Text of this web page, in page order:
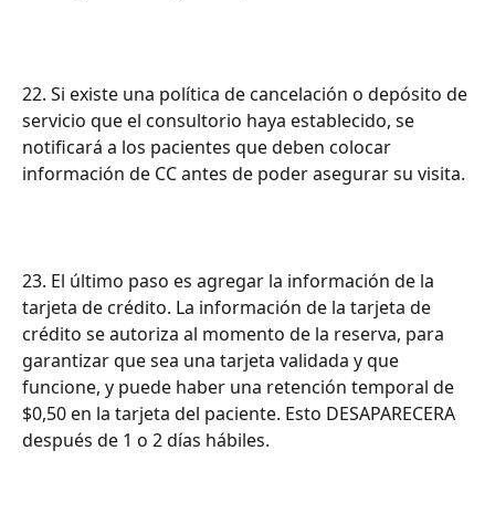
22. Si existe una política de cancelación o depósito de
servicio que el consultorio haya establecido, se
notificará a los pacientes que deben colocar
información de CC antes de poder asegurar su visita.
23. El último paso es agregar la información de la
tarjeta de crédito. La información de la tarjeta de
crédito se autoriza al momento de la reserva, para
garantizar que sea una tarjeta validada y que
funcione, y puede haber una retención temporal de
$0,50 en la tarjeta del paciente. Esto DESAPARECERA
después de 1 o 2 días hábiles.